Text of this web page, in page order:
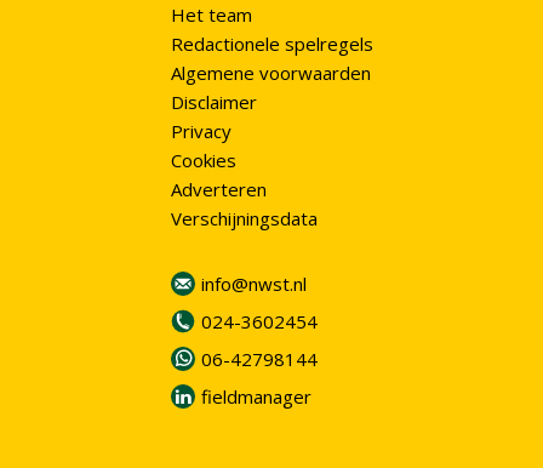
Het team
Redactionele spelregels
Algemene voorwaarden
Disclaimer
Privacy
Cookies
Adverteren
Verschijningsdata
info@nwst.nl
024-3602454
06-42798144
fieldmanager